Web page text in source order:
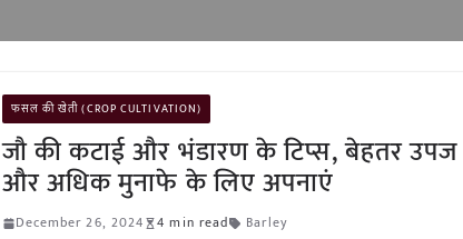
फसल की खेती (CROP CULTIVATION)
जौ की कटाई और भंडारण के टिप्स, बेहतर उपज
और अधिक मुनाफे के लिए अपनाएं
December 26, 2024 4 min read Barley